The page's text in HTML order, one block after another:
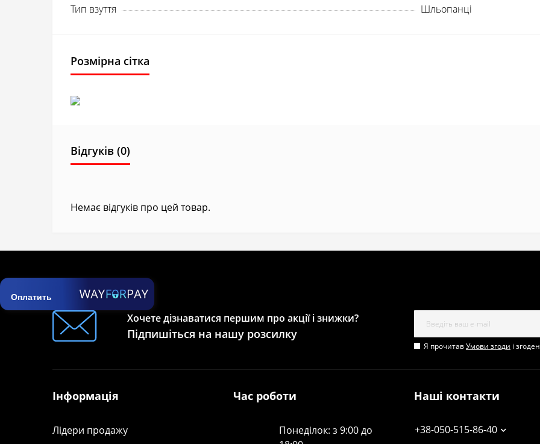
Тип взуття
Шльопанці
Розмірна сітка
Відгуків (0)
Немає відгуків про цей товар.
Оплатить
Хочете дізнаватися першим про акції і знижки?
Підпишіться на нашу розсилку
Я прочитавУмови згоди і
Інформація
Лідери продажу
Час роботи
Понеділок: з 9:00 до
Наші контакти
+38-050-515-86-40